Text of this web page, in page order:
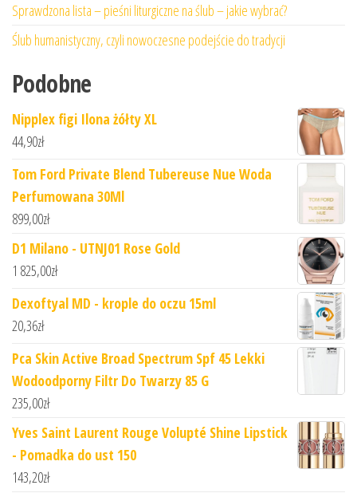
Sprawdzona lista – pieśni liturgiczne na ślub – jakie wybrać?
Ślub humanistyczny, czyli nowoczesne podejście do tradycji
Podobne
Nipplex figi Ilona żółty XL
44,90zł
Tom Ford Private Blend Tubereuse Nue Woda
Perfumowana 30Ml
899,00zł
D1 Milano - UTNJ01 Rose Gold
1 825,00zł
Dexoftyal MD - krople do oczu 15ml
20,36zł
Pca Skin Active Broad Spectrum Spf 45 Lekki
Wodoodporny Filtr Do Twarzy 85 G
235,00zł
Yves Saint Laurent Rouge Volupté Shine Lipstick
- Pomadka do ust 150
143,20zł